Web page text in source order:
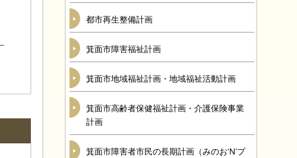
都市再生整備計画
箕面市障害福祉計画
箕面市地域福祉計画・地域福祉活動計画
箕面市高齢者保健福祉計画・介護保険事業
計画
箕面市障害者市民の長期計画（みのお‘N’プ